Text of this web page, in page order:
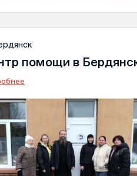
помощи в